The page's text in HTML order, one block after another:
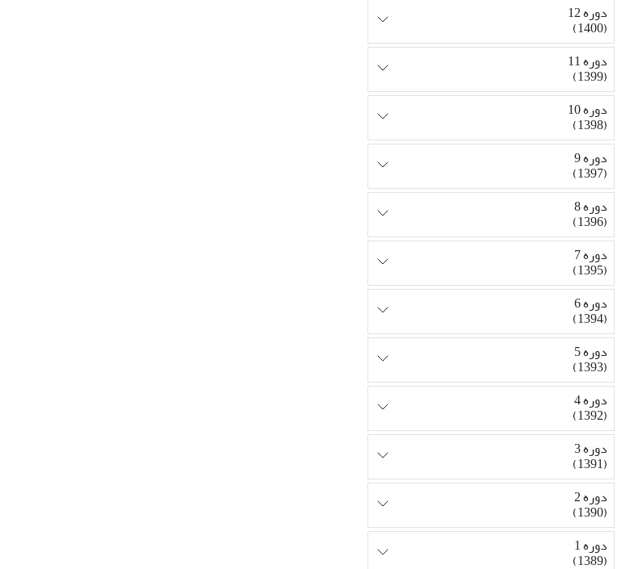
دوره 12
(1400)
دوره 11
(1399)
دوره 10
(1398)
دوره 9
(1397)
دوره 8
(1396)
دوره 7
(1395)
دوره 6
(1394)
دوره 5
(1393)
دوره 4
(1392)
دوره 3
(1391)
دوره 2
(1390)
دوره 1
(1389)